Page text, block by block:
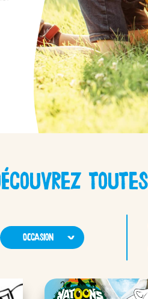
Occasion